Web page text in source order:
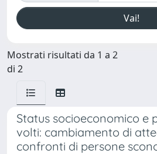
Mostrati risultati da 1 a 2
di 2
Status socioeconomico e
volti: cambiamento di
confronti di persone